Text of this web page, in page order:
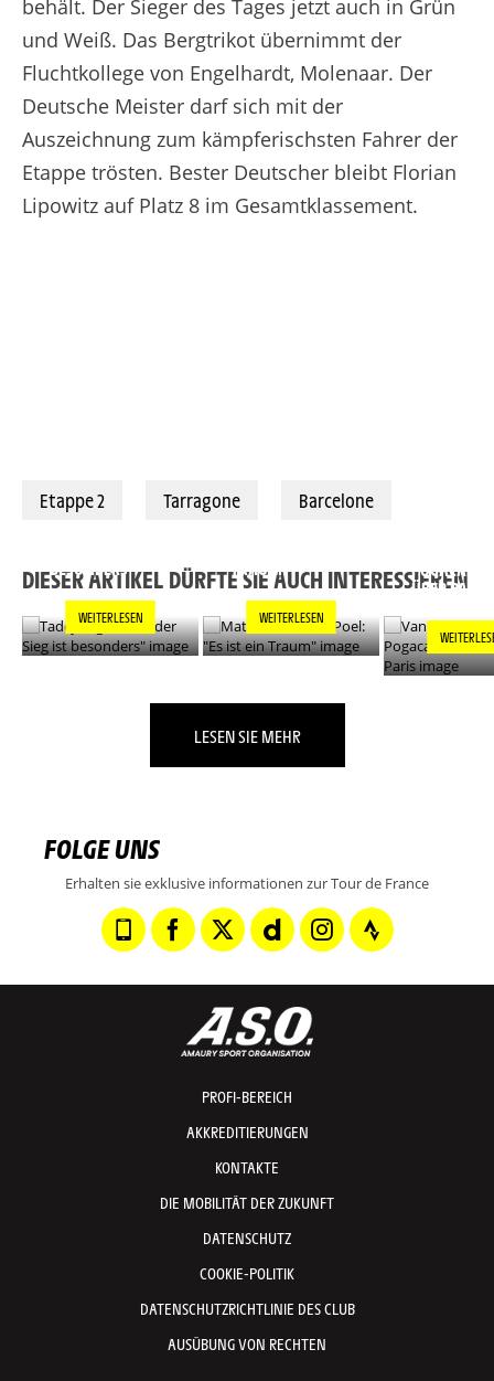
behält. Der Sieger des Tages jetzt auch in Grün
und Weiß. Das Bergtrikot übernimmt der
Fluchtkollege von Engelhardt, Molenaar. Der
Deutsche Meister darf sich mit der
Auszeichnung zum kämpferischsten Fahrer der
Etappe trösten. Bester Deutscher bleibt Florian
Lipowitz auf Platz 8 im Gesamtklassement.
Etappe 2 Tarragone Barcelone
DIESER ARTIKEL DÜRFTE SIE AUCH INTERESSIEREN
BESONDERS"
WEITERLESEN
TRAUM"
WEITERLESEN
POGACAR
ÜBER PARIS
LESEN SIE MEHR
FOLGE UNS
Erhalten sie exklusive informationen zur Tour de France
PROFI-BEREICH
AKKREDITIERUNGEN
KONTAKTE
DIE MOBILITÄT DER ZUKUNFT
DATENSCHUTZ
COOKIE-POLITIK
DATENSCHUTZRICHTLINIE DES CLUB
AUSÜBUNG VON RECHTEN